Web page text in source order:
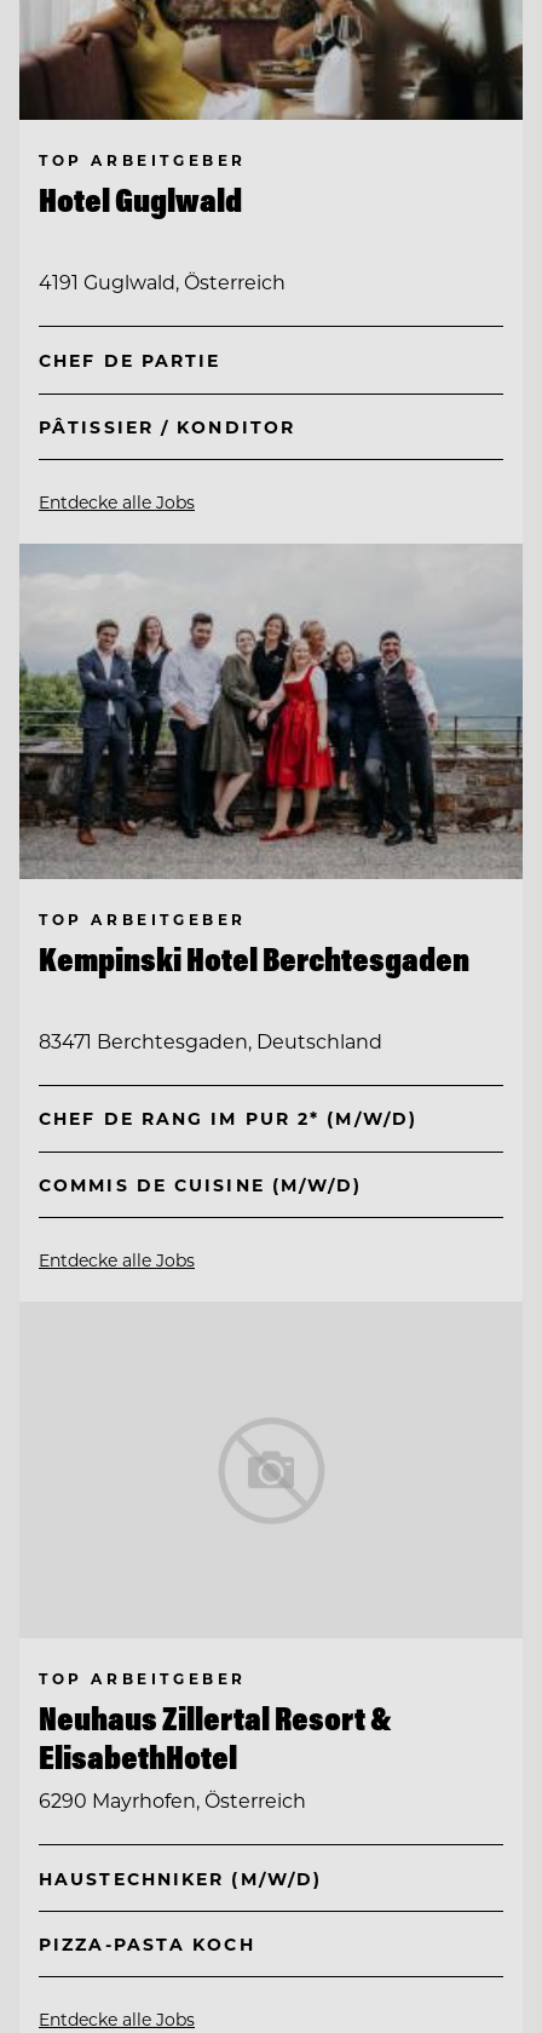
TOP ARBEITGEBER
Hotel Guglwald
4191 Guglwald, Österreich
CHEF DE PARTIE
PÂTISSIER / KONDITOR
Entdecke alle Jobs
TOP ARBEITGEBER
Kempinski Hotel Berchtesgaden
83471 Berchtesgaden, Deutschland
CHEF DE RANG IM PUR 2* (M/W/D)
COMMIS DE CUISINE (M/W/D)
Entdecke alle Jobs
TOP ARBEITGEBER
Neuhaus Zillertal Resort &
ElisabethHotel
6290 Mayrhofen, Österreich
HAUSTECHNIKER (M/W/D)
PIZZA-PASTA KOCH
Entdecke alle Jobs